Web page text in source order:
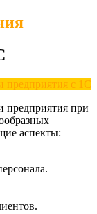
предприятия с 1С
предприятия при
аспекты: